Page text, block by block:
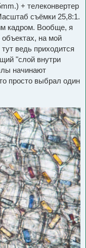
+ телеконвертер
съёмки 25,8:1.
кадром. Вообще, я
объектах, на мой
ведь приходится
"слой внутри
начинают
просто выбрал один